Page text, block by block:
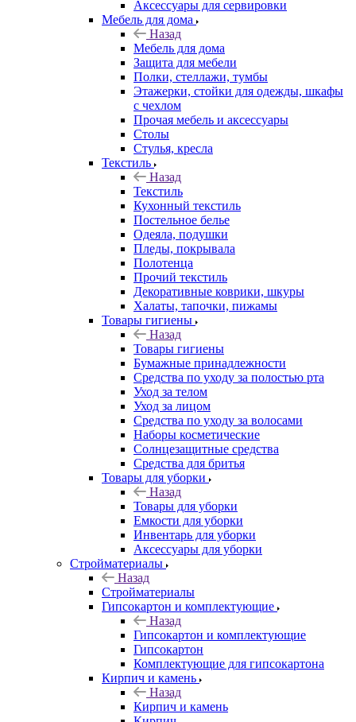
Аксессуары для сервировки
Мебель для дома
Назад
Мебель для дома
Защита для мебели
Полки, стеллажи, тумбы
Этажерки, стойки для одежды, шкафы
с чехлом
Прочая мебель и аксессуары
Столы
Стулья, кресла
Текстиль
Назад
Текстиль
Кухонный текстиль
Постельное белье
Одеяла, подушки
Пледы, покрывала
Полотенца
Прочий текстиль
Декоративные коврики, шкуры
Халаты, тапочки, пижамы
Товары гигиены
Назад
Товары гигиены
Бумажные принадлежности
Средства по уходу за полостью рта
Уход за телом
Уход за лицом
Средства по уходу за волосами
Наборы косметические
Солнцезащитные средства
Средства для бритья
Товары для уборки
Назад
Товары для уборки
Емкости для уборки
Инвентарь для уборки
Аксессуары для уборки
Стройматериалы
Назад
Стройматериалы
Гипсокартон и комплектующие
Назад
Гипсокартон и комплектующие
Гипсокартон
Комплектующие для гипсокартона
Кирпич и камень
Назад
Кирпич и камень